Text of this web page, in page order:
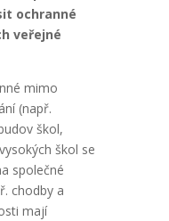
ochranné
veřejné
mimo
(např.
škol,
škol se
společné
chodby a
mají